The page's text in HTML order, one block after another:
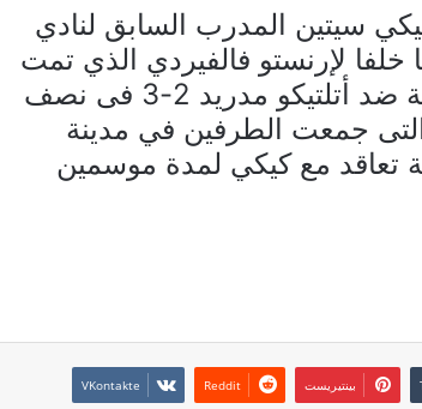
سيتين المدرب السابق لنادي
خلفا لإرنستو فالفيردي الذي تمت
اقالته من تدريب البلوغرانا، بعد الهزيمة ضد أتلتيكو مدريد 2-3 فى نصف
التى جمعت الطرفين في مدينة
تعاقد مع كيكي لمدة موسمين
بينتيريست